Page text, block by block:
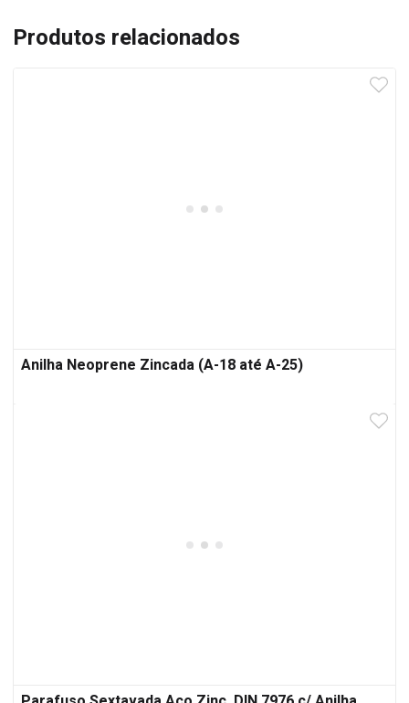
Produtos relacionados
Anilha Neoprene Zincada (A-18 até A-25)